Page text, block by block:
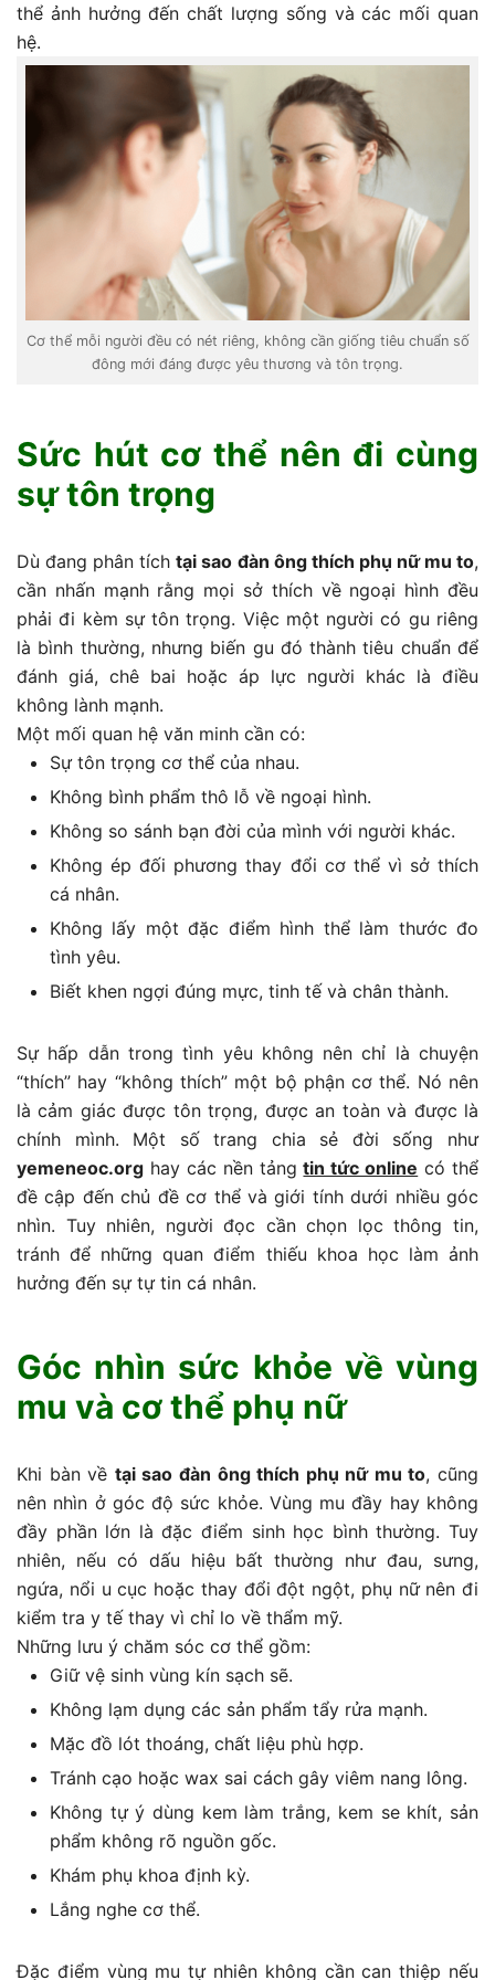
thể ảnh hưởng đến chất lượng sống và các mối quan
hệ.
Cơ thể mỗi người đều có nét riêng, không cần giống tiêu chuẩn số
đông mới đáng được yêu thương và tôn trọng.
Sức hút cơ thể nên đi cùng
sự tôn trọng
Dù đang phân tíchtại sao đàn ông thích phụ nữ mu to,
cần nhấn mạnh rằng mọi sở thích về ngoại hình đều
phải đi kèm sự tôn trọng. Việc một người có gu riêng
là bình thường, nhưng biến gu đó thành tiêu chuẩn để
đánh giá, chê bai hoặc áp lực người khác là điều
không lành mạnh.
Một mối quan hệ văn minh cần có:
Sự tôn trọng cơ thể của nhau.
Không bình phẩm thô lỗ về ngoại hình.
Không so sánh bạn đời của mình với người khác.
Không ép đối phương thay đổi cơ thể vì sở thích
cá nhân.
Không lấy một đặc điểm hình thể làm thước đo
tình yêu.
Biết khen ngợi đúng mực, tinh tế và chân thành.
Sự hấp dẫn trong tình yêu không nên chỉ là chuyện
“thích” hay “không thích” một bộ phận cơ thể. Nó nên
là cảm giác được tôn trọng, được an toàn và được là
chính mình. Một số trang chia sẻ đời sống như
yemeneoc.org hay các nền tảngtin tức online có thể
đề cập đến chủ đề cơ thể và giới tính dưới nhiều góc
nhìn. Tuy nhiên, người đọc cần chọn lọc thông tin,
tránh để những quan điểm thiếu khoa học làm ảnh
hưởng đến sự tự tin cá nhân.
Góc nhìn sức khỏe về vùng
mu và cơ thể phụ nữ
Khi bàn về tại sao đàn ông thích phụ nữ mu to, cũng
nên nhìn ở góc độ sức khỏe. Vùng mu đầy hay không
đầy phần lớn là đặc điểm sinh học bình thường. Tuy
nhiên, nếu có dấu hiệu bất thường như đau, sưng,
ngứa, nổi u cục hoặc thay đổi đột ngột, phụ nữ nên đi
kiểm tra y tế thay vì chỉ lo về thẩm mỹ.
Những lưu ý chăm sóc cơ thể gồm:
Giữ vệ sinh vùng kín sạch sẽ.
Không lạm dụng các sản phẩm tẩy rửa mạnh.
Mặc đồ lót thoáng, chất liệu phù hợp.
Tránh cạo hoặc wax sai cách gây viêm nang lông.
Không tự ý dùng kem làm trắng, kem se khít, sản
phẩm không rõ nguồn gốc.
Khám phụ khoa định kỳ.
Lắng nghe cơ thể.
Đặc điểm vùng mu tự nhiên không cần can thiệp nếu